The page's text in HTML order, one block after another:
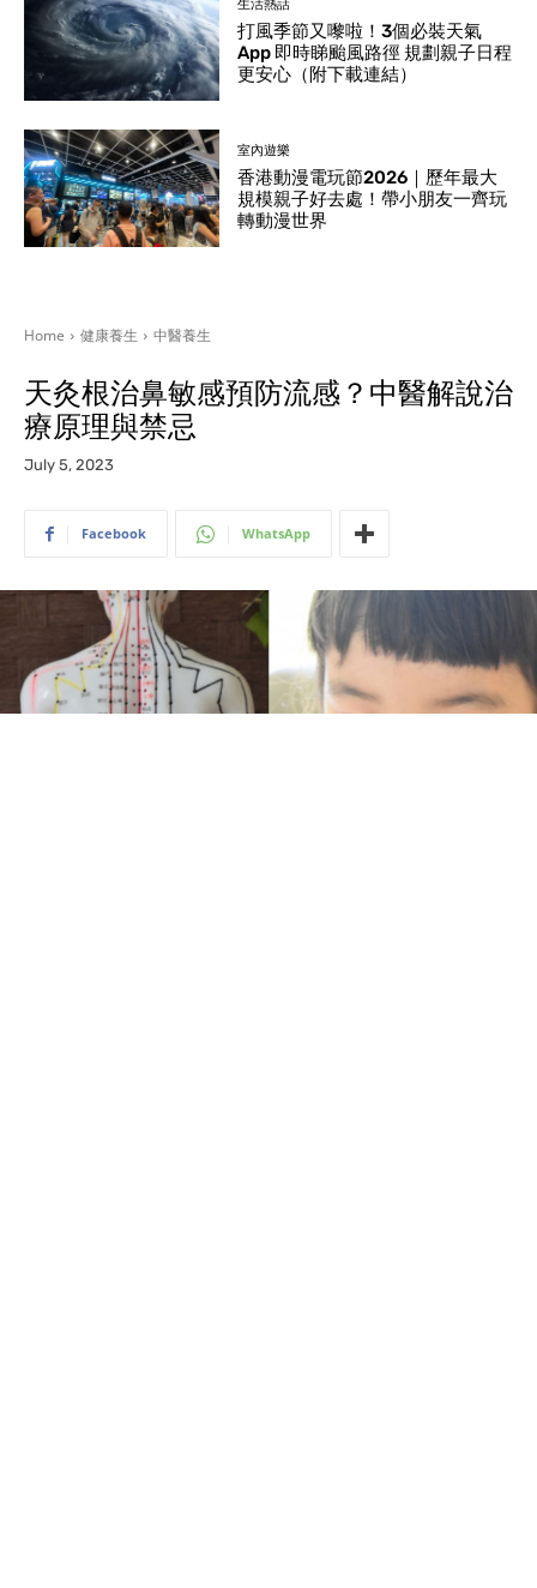
生活熱話
打風季節又嚟啦！3個必裝天氣
App 即時睇颱風路徑 規劃親子日程
更安心（附下載連結）
室內遊樂
香港動漫電玩節2026｜歷年最大
規模親子好去處！帶小朋友一齊玩
轉動漫世界